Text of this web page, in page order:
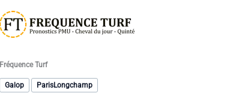
Fréquence Turf
Galop ParisLongchamp